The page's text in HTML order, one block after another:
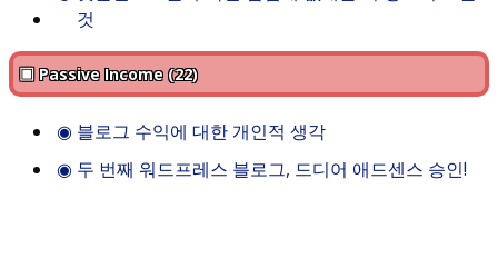
것
▣ Passive Income (22)
◉ 블로그 수익에 대한 개인적 생각
◉ 두 번째 워드프레스 블로그, 드디어 애드센스 승인!